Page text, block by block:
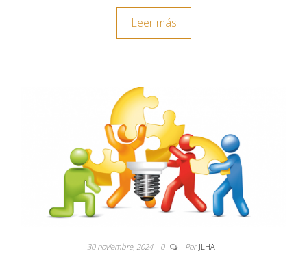
Leer más
30 noviembre, 2024 0 Por JLHA